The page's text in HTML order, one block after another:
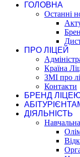
ГОЛОВНА
Останні
ПРО ЛІЦЕЙ
Країна
ЗМІ про
Контакти
БРЕНД
ДІЯЛЬНІСТЬ
Навчальна